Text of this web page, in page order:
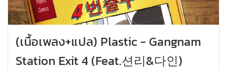
(เนื้อเพลง+แปล) Plastic - Gangnam
Station Exit 4 (Feat.션리&다인)